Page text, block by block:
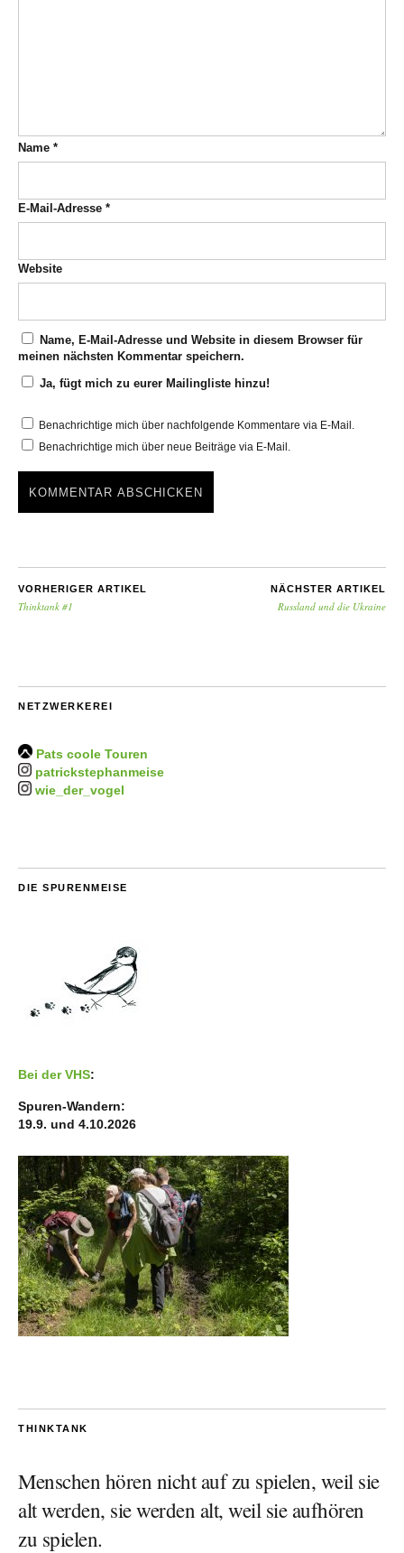
Name *
E-Mail-Adresse *
Website
Name, E-Mail-Adresse und Website in diesem Browser für
meinen nächsten Kommentar speichern.
Ja, fügt mich zu eurer Mailingliste hinzu!
Benachrichtige mich über nachfolgende Kommentare via E-Mail.
Benachrichtige mich über neue Beiträge via E-Mail.
VORHERIGER ARTIKEL
Thinktank #1
NÄCHSTER ARTIKEL
Russland und die Ukraine
NETZWERKEREI
Pats coole Touren
patrickstephanmeise
wie_der_vogel
DIE SPURENMEISE
Bei der VHS:
Spuren-Wandern:
19.9. und 4.10.2026
THINKTANK
Menschen hören nicht auf zu spielen, weil sie
alt werden, sie werden alt, weil sie aufhören
zu spielen.